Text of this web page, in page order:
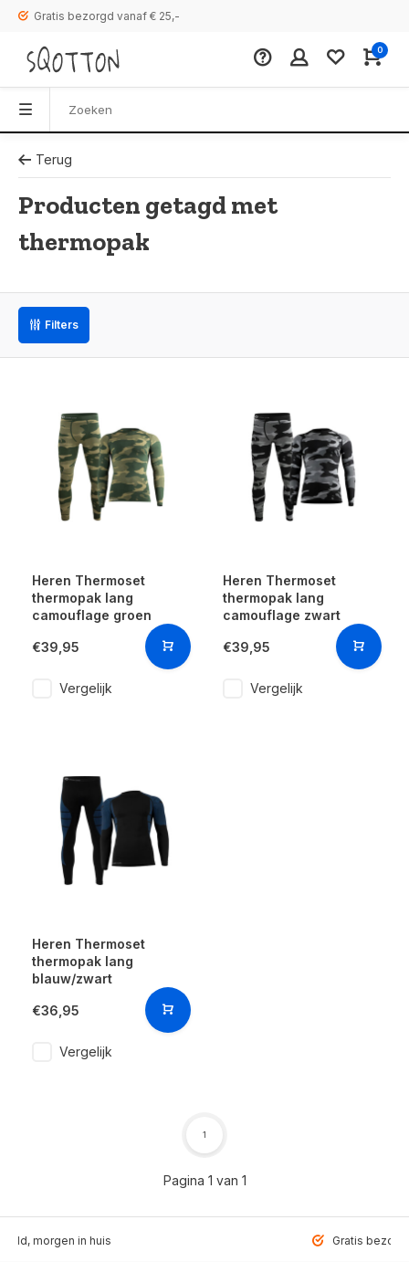
Gratis bezorgd vanaf € 25,-
0
Terug
Producten getagd met
thermopak
Filters
Heren Thermoset
thermopak lang
camouflage groen
€39,95
Vergelijk
Heren Thermoset
thermopak lang
camouflage zwart
€39,95
Vergelijk
Heren Thermoset
thermopak lang
blauw/zwart
€36,95
Vergelijk
Pagina 1 van 1
1
morgen in huis Gratis